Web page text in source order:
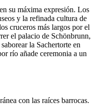
su máxima expresión. Los
y la refinada cultura de
cruceros más largos por el
el palacio de Schönbrunn,
la Sachertorte en
río añade ceremonia a un
con las raíces barrocas.